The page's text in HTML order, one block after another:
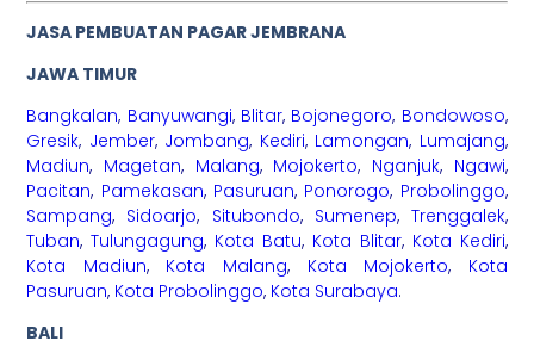
JASA PEMBUATAN PAGAR JEMBRANA
JAWA TIMUR
Bangkalan, Banyuwangi, Blitar, Bojonegoro, Bondowoso,
Gresik, Jember, Jombang, Kediri, Lamongan, Lumajang,
Madiun, Magetan, Malang, Mojokerto, Nganjuk, Ngawi,
Pacitan, Pamekasan, Pasuruan, Ponorogo, Probolinggo,
Sampang, Sidoarjo, Situbondo, Sumenep, Trenggalek,
Tuban,Tulungagung, Kota Batu, Kota Blitar, Kota Kediri,
Kota Madiun, Kota Malang, Kota Mojokerto, Kota
Pasuruan, Kota Probolinggo, Kota Surabaya.
BALI